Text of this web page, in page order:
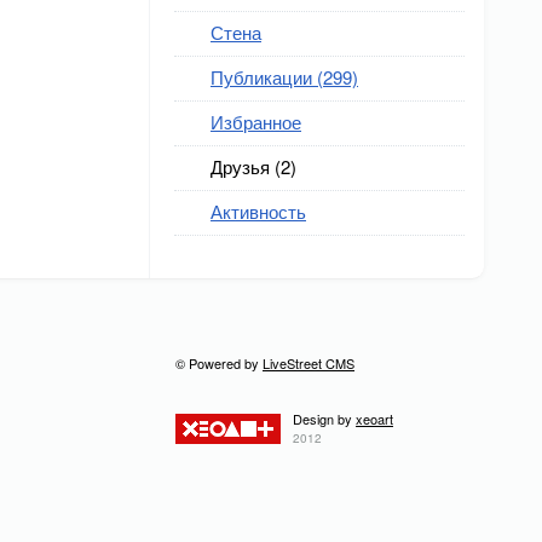
Стена
Публикации (299)
Избранное
Друзья (2)
Активность
© Powered by LiveStreet CMS
Design by xeoart
2012